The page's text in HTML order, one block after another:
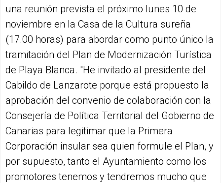
una reunión prevista el próximo lunes 10 de
noviembre en la Casa de la Cultura sureña
(17.00 horas) para abordar como punto único la
tramitación del Plan de Modernización Turística
de Playa Blanca. "He invitado al presidente del
Cabildo de Lanzarote porque está propuesto la
aprobación del convenio de colaboración con la
Consejería de Política Territorial del Gobierno de
Canarias para legitimar que la Primera
Corporación insular sea quien formule el Plan, y
por supuesto, tanto el Ayuntamiento como los
promotores tenemos y tendremos mucho que